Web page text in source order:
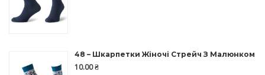
48 – Шкарпетки Жіночі Стрейч З Малюнком
10.00₴